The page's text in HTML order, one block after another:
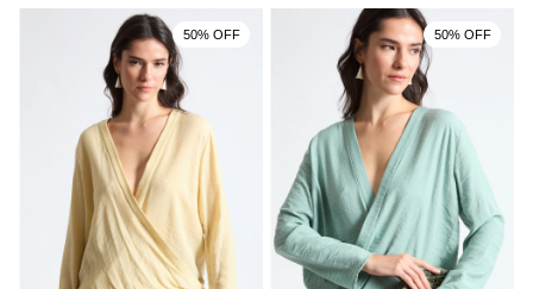
50% OFF 50% OFF